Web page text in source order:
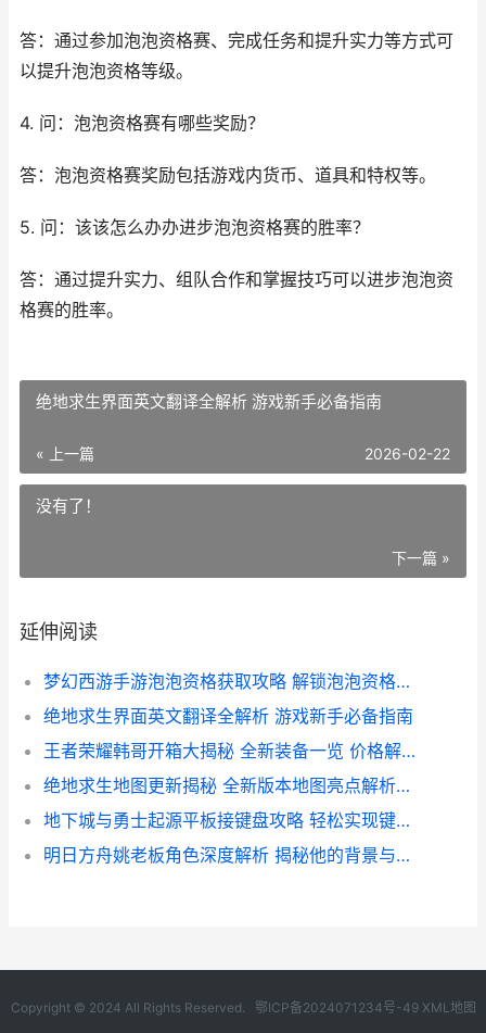
答：通过参加泡泡资格赛、完成任务和提升实力等方式可
以提升泡泡资格等级。
4. 问：泡泡资格赛有哪些奖励？
答：泡泡资格赛奖励包括游戏内货币、道具和特权等。
5. 问：该该怎么办办进步泡泡资格赛的胜率？
答：通过提升实力、组队合作和掌握技巧可以进步泡泡资
格赛的胜率。
绝地求生界面英文翻译全解析 游戏新手必备指南
« 上一篇 2026-02-22
没有了！
下一篇 »
延伸阅读
梦幻西游手游泡泡资格获取攻略 解锁泡泡资格必备技巧
绝地求生界面英文翻译全解析 游戏新手必备指南
王者荣耀韩哥开箱大揭秘 全新装备一览 价格解析不容错过
绝地求生地图更新揭秘 全新版本地图亮点解析及更新内容一览
地下城与勇士起源平板接键盘攻略 轻松实现键鼠操作教程
明日方舟姚老板角色深度解析 揭秘他的背景与策略运用
Copyright © 2024 All Rights Reserved. 鄂ICP备2024071234号-49 XML地图